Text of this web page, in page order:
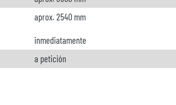
aprox. 2540 mm
inmediatamente
a petición